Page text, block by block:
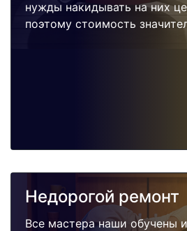
нужды накидывать на них
поэтому стоимость
Недорогой ремонт
Все мастера наши обучены